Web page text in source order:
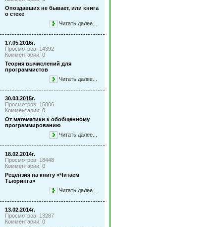
Опоздавших не бывает, или книга
о стеке
Читать далее...
17.05.2016г.
Просмотров: 14392
Комментарии: 0
Теория вычислений для
программистов
Читать далее...
30.03.2015г.
Просмотров: 15806
Комментарии: 0
От математики к обобщенному
программированию
Читать далее...
18.02.2014г.
Просмотров: 18448
Комментарии: 0
Рецензия на книгу «Читаем
Тьюринга»
Читать далее...
13.02.2014г.
Просмотров: 13287
Комментарии: 0